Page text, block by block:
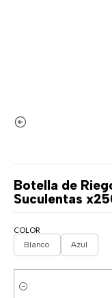
Botella de
Suculentas
COLOR
Blanco Azul
Cantidad